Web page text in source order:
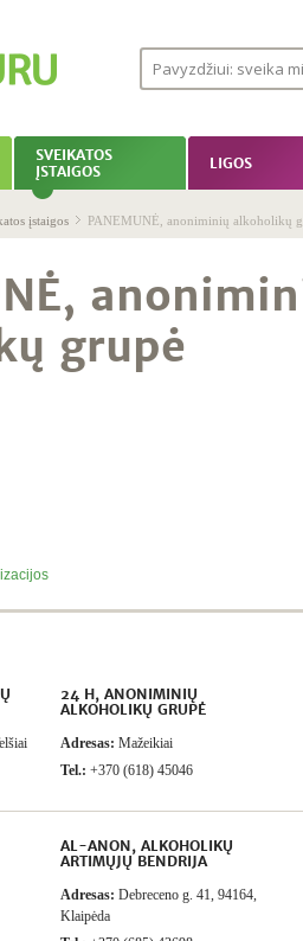
SVEIKATOS
ĮSTAIGOS
LIGOS
įstaigos PANEMUNĖ, anoniminių alkoholikų
grupė
24 H, ANONIMINIŲ
ALKOHOLIKŲ GRUPĖ
Adresas: Mažeikiai
Tel.: +370 (618) 45046
AL-ANON, ALKOHOLIKŲ
ARTIMŲJŲ BENDRIJA
Adresas: Debreceno g. 41, 94164,
Klaipėda